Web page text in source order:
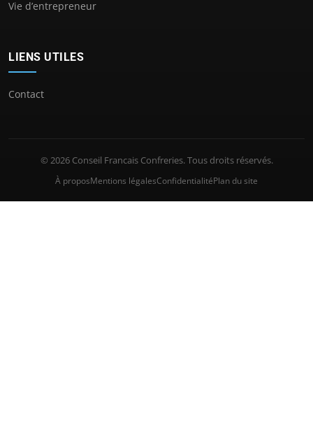
Vie d’entrepreneur
LIENS UTILES
Contact
© 2026 Conseil Francais Confreries. Tous droits réservés.
À proposMentions légalesConfidentialitéPlan du site